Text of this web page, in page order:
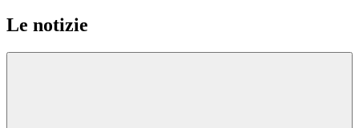
Le notizie